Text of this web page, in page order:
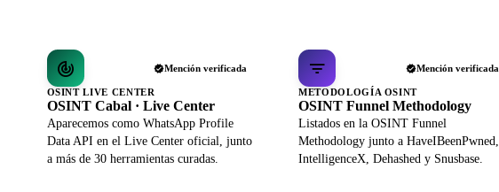
Mención verificada
OSINT LIVE CENTER
OSINT Cabal · Live Center
Aparecemos como WhatsApp Profile
Data API en el Live Center oficial, junto
a más de 30 herramientas curadas.
Mención verificada
METODOLOGÍA OSINT
OSINT Funnel Methodology
Listados en la OSINT Funnel
Methodology junto a HaveIBeenPwned,
IntelligenceX, Dehashed y Snusbase.